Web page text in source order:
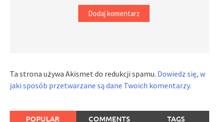
Ta strona używa Akismet do redukcji spamu. Dowiedz się, w
jaki sposób przetwarzane są dane Twoich komentarzy.
POPULAR COMMENTS TAGS